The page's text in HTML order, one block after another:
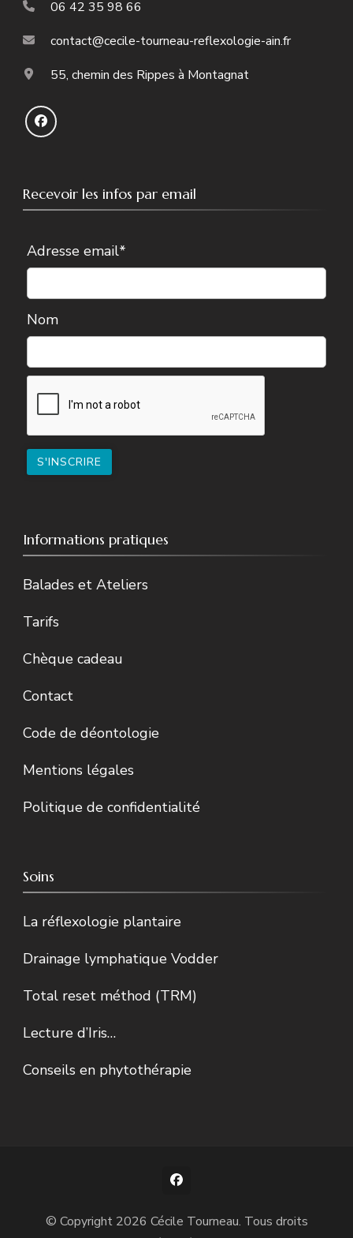
06 42 35 98 66
contact@cecile-tourneau-reflexologie-ain.fr
55, chemin des Rippes à Montagnat
Recevoir les infos par email
Adresse email*
Nom
Informations pratiques
Balades et Ateliers
Tarifs
Chèque cadeau
Contact
Code de déontologie
Mentions légales
Politique de confidentialité
Soins
La réflexologie plantaire
Drainage lymphatique Vodder
Total reset méthod (TRM)
Lecture d’Iris…
Conseils en phytothérapie
© Copyright 2026 Cécile Tourneau. Tous droits